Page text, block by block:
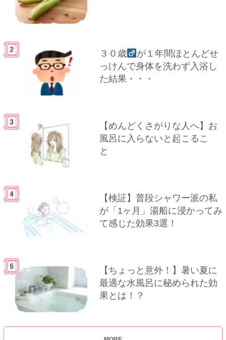
３０歳
が１年間ほとんどせ
っけんで身体を洗わず入浴し
た結果・・・
【めんどくさがりな人へ】お
風呂に入らないと起こるこ
と
【検証】普段シャワー派の私
が「1ヶ月」湯船に浸かってみ
て感じた効果3選！
【ちょっと意外！】暑い夏に
最適な水風呂に秘められた効
果とは！？